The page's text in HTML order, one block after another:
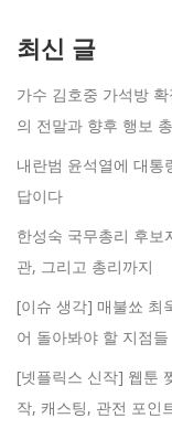
최신 글
가수 김호중 가석방
의 전말과 향후 행보
내란범 윤석열에 대통
답이다
한성숙 국무총리 후보
관, 그리고 총리까지
[이슈 생각] 매불쑈 최
어 돌아봐야 할 지점들
[넷플릭스 신작] 웹툰
작, 캐스팅, 관전 포인